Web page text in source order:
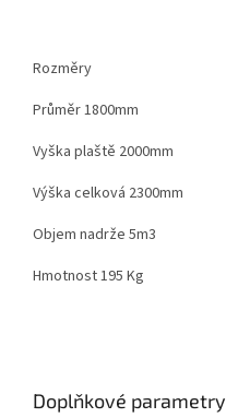
Rozměry
Průměr 1800mm
Vyška plaště 2000mm
Výška celková 2300mm
Objem nadrže 5m3
Hmotnost 195 Kg
Doplňkové parametry